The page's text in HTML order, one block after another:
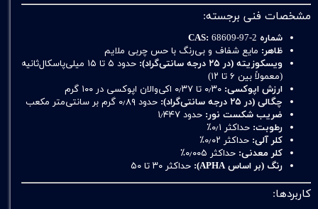
مشخصات فنی برجسته:
شماره CAS: 68609‑97‑2
ظاهر: مایع شفاف و بی‌رنگ با حس چربی ملایم
ویسکوزیته (در ۲۵ درجه سانتی‌گراد):
حدود ۵ تا ۱۵ میلی‌پاسکال‌ثانیه
(معمولاً بین ۶ تا ۱۲)
ارزش اپوکسی:
چگالی (در ۲۵ درجه سانتی‌گراد):
حدود ۰٫۸۹ گرم بر سانتی‌متر مکعب
ضریب شکست نور: حدود ۱٫۴۴۷
رطوبت: حداکثر ۰٫۱٪
کلر آلی: حداکثر ۰٫۰۲٪
کلر معدنی: حداکثر ۰٫۰۰۵٪
رنگ (بر اساس APHA):
حداکثر ۳۰ تا ۵۰
کاربردها: